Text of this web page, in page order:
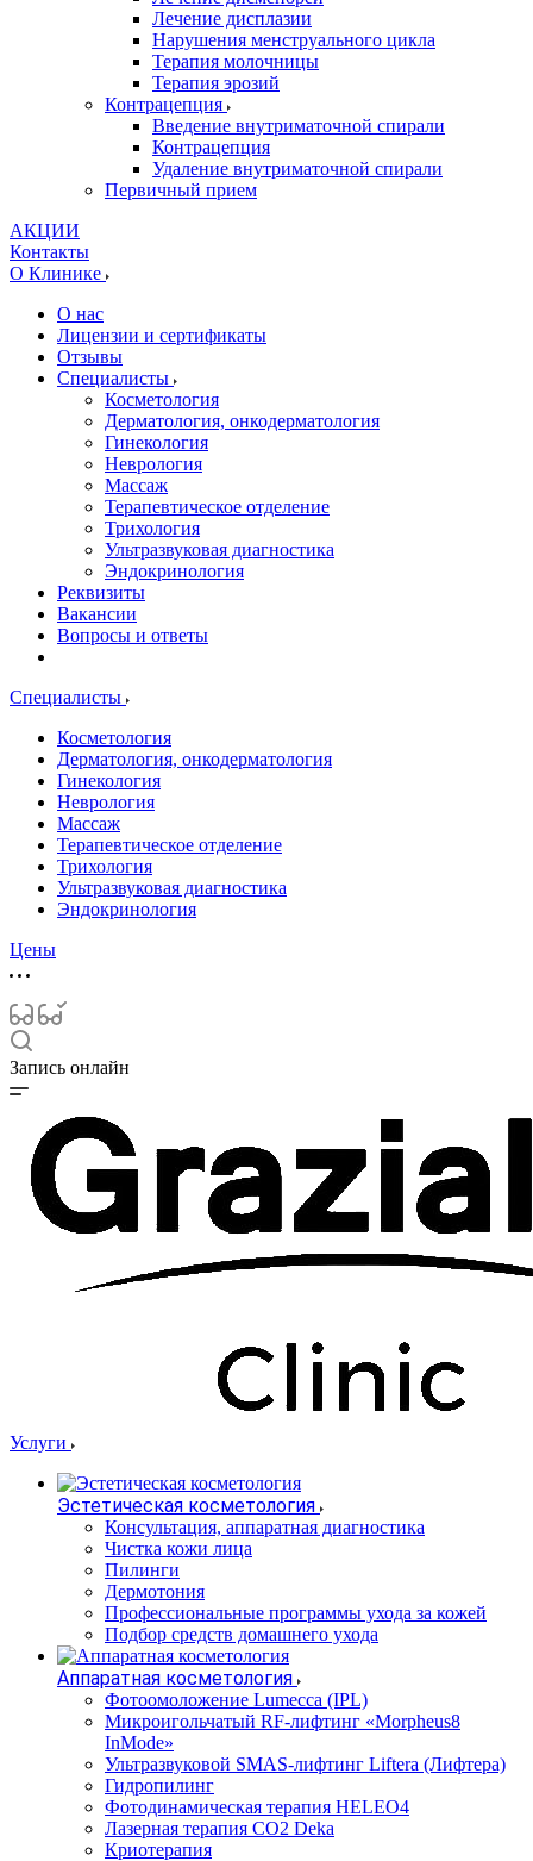
Лечение дисплазии
Нарушения менструального цикла
Терапия молочницы
Терапия эрозий
Контрацепция
Введение внутриматочной спирали
Контрацепция
Удаление внутриматочной спирали
Первичный прием
АКЦИИ
Контакты
О Клинике
О нас
Лицензии и сертификаты
Отзывы
Специалисты
Косметология
Дерматология, онкодерматология
Гинекология
Неврология
Массаж
Терапевтическое отделение
Трихология
Ультразвуковая диагностика
Эндокринология
Реквизиты
Вакансии
Вопросы и ответы
Специалисты
Косметология
Дерматология, онкодерматология
Гинекология
Неврология
Массаж
Терапевтическое отделение
Трихология
Ультразвуковая диагностика
Эндокринология
Цены
Запись онлайн
Услуги
Эстетическая косметология
Консультация, аппаратная диагностика
Чистка кожи лица
Пилинги
Дермотония
Профессиональные программы ухода за кожей
Подбор средств домашнего ухода
Аппаратная косметология
Фотоомоложение Lumecca (IPL)
Микроигольчатый RF-лифтинг «Morpheus8
InMode»
Ультразвуковой SMAS-лифтинг Liftera (Лифтера)
Гидропилинг
Фотодинамическая терапия HELEO4
Лазерная терапия CO2 Deka
Криотерапия